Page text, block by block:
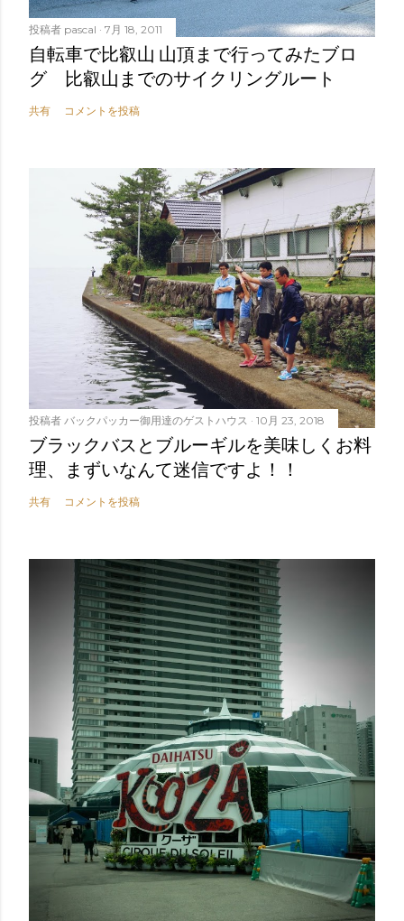
投稿者 pascal 7月 18, 2011
自転車で比叡山 山頂まで行ってみたブロ
グ 比叡山までのサイクリングルート
共有 コメントを投稿
投稿者 バックパッカー御用達のゲストハウス 10月 23, 2018
ブラックバスとブルーギルを美味しくお料
理、まずいなんて迷信ですよ！！
共有 コメントを投稿